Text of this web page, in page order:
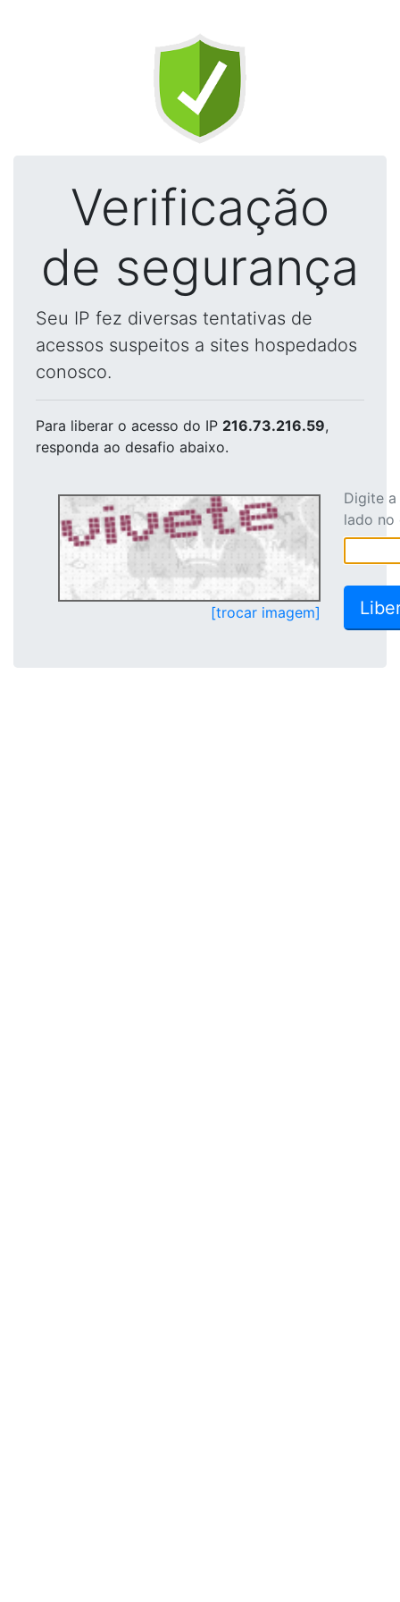
Verificação
de segurança
Seu IP fez diversas tentativas de
acessos suspeitos a sites hospedados
conosco.
Para liberar o acesso do IP 216.73.216.59,
responda ao desafio abaixo.
[trocar imagem]
Digite
lado no